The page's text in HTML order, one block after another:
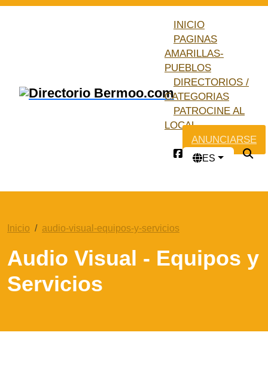
INICIO
PAGINAS
AMARILLAS-
PUEBLOS
DIRECTORIOS /
CATEGORIAS
PATROCINE AL
LOCAL
ANUNCIARSE
ES
Inicio audio-visual-equipos-y-servicios
Audio Visual - Equipos y
Servicios